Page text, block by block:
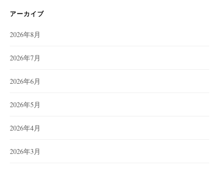
アーカイブ
2026年8月
2026年7月
2026年6月
2026年5月
2026年4月
2026年3月